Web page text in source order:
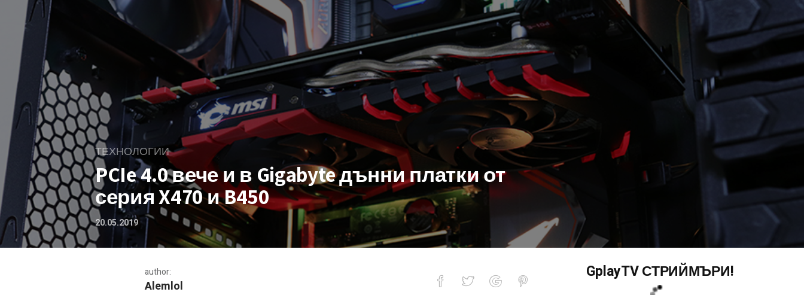
ТЕХНОЛОГИИ
PCIe 4.0 вече и в Gigabyte дънни платки от
серия X470 и B450
20.05.2019
author:
Alemlol
GplayTV СТРИЙМЪРИ!